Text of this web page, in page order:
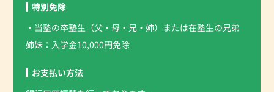
特別免除
・当塾の卒塾生（父・母・兄・姉）または在塾生の兄弟
姉妹：入学金10,000円免除
お支払い方法